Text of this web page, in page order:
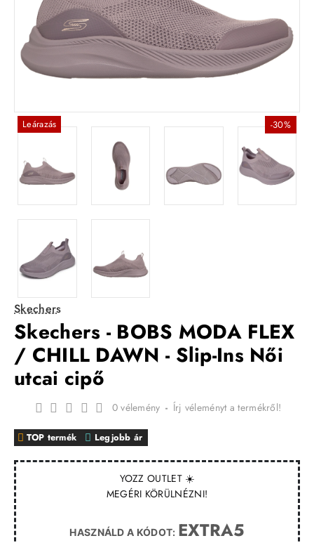
Leárazás -30%
Skechers
Skechers - BOBS MODA FLEX
/ CHILL DAWN - Slip-Ins Női
utcai cipő
YOZZ OUTLET ☀️
MEGÉRI KÖRÜLNÉZNI!
HASZNÁLD A KÓDOT: EXTRA5
TOP termék Legjobb ár
0 vélemény - Írj véleményt a termékről!